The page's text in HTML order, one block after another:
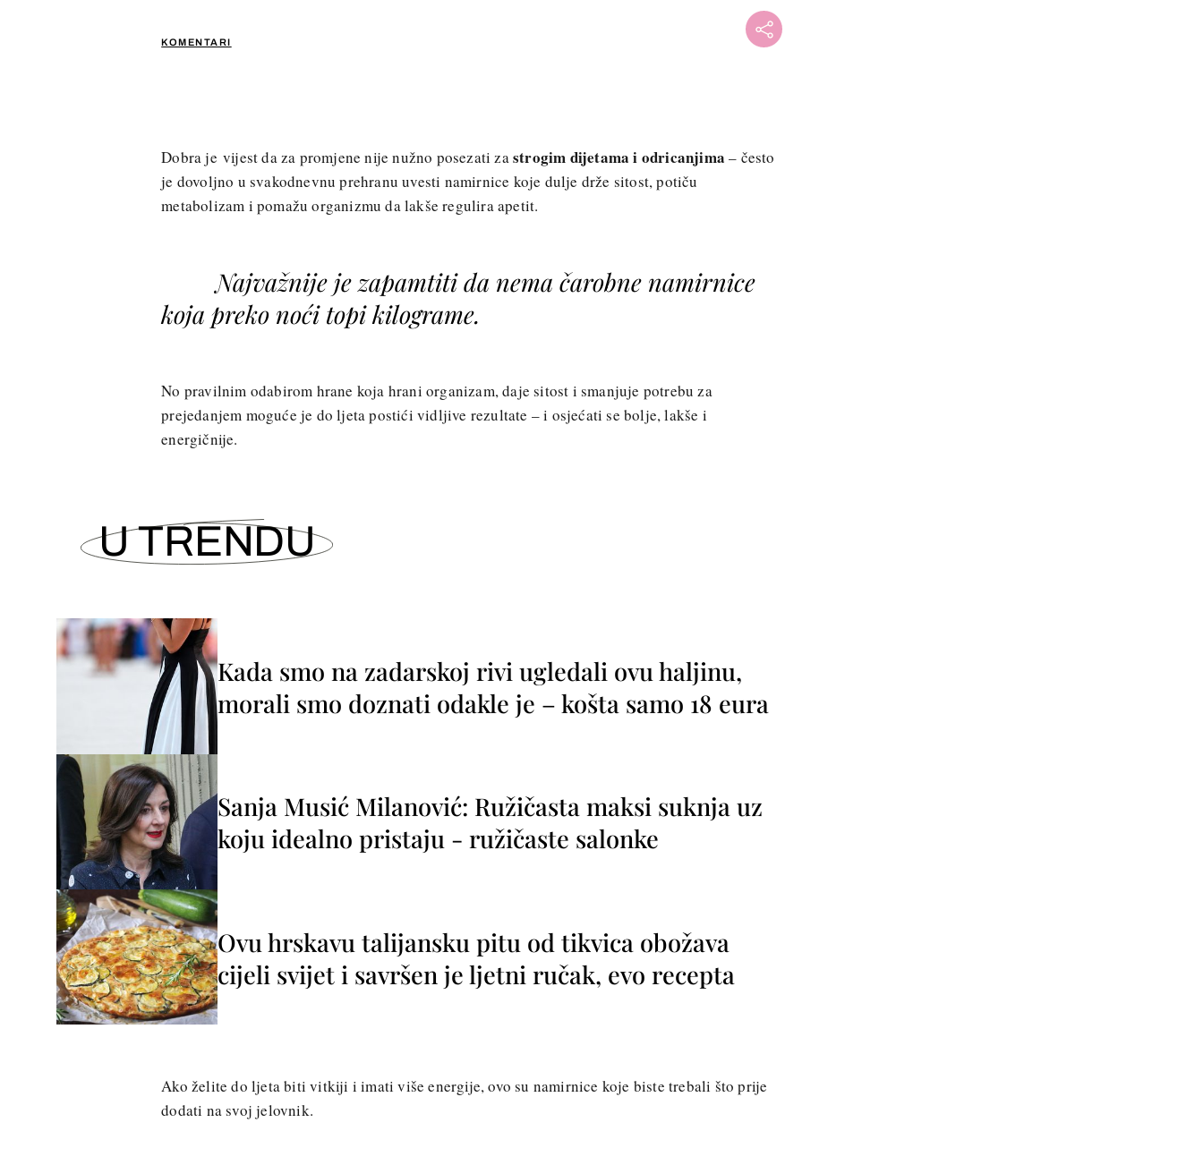
KOMENTARI
Dobra je vijest da za promjene nije nužno posezati za strogim dijetama i odricanjima – često
je dovoljno u svakodnevnu prehranu uvesti namirnice koje dulje drže sitost, potiču
metabolizam i pomažu organizmu da lakše regulira apetit.
Najvažnije je zapamtiti da nema čarobne namirnice
koja preko noći topi kilograme.
No pravilnim odabirom hrane koja hrani organizam, daje sitost i smanjuje potrebu za
prejedanjem moguće je do ljeta postići vidljive rezultate – i osjećati se bolje, lakše i
energičnije.
U TRENDU
Kada smo na zadarskoj rivi ugledali ovu haljinu,
morali smo doznati odakle je – košta samo 18 eura
Sanja Musić Milanović: Ružičasta maksi suknja uz
koju idealno pristaju - ružičaste salonke
Ovu hrskavu talijansku pitu od tikvica obožava
cijeli svijet i savršen je ljetni ručak, evo recepta
Ako želite do ljeta biti vitkiji i imati više energije, ovo su namirnice koje biste trebali što prije
dodati na svoj jelovnik.